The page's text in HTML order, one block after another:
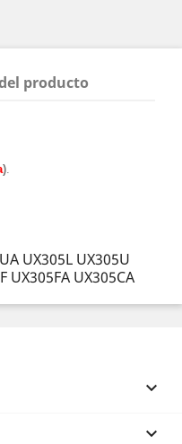
producto
).
UX305L UX305U
UX305FA UX305CA

